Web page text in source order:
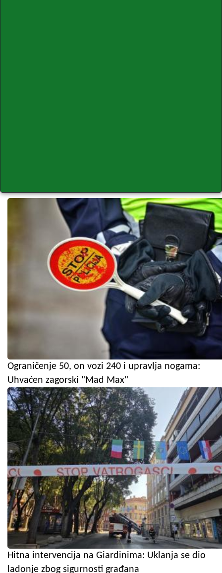
Ograničenje 50, on vozi 240 i upravlja nogama:
Uhvaćen zagorski "Mad Max"
Hitna intervencija na Giardinima: Uklanja se dio
ladonje zbog sigurnosti građana